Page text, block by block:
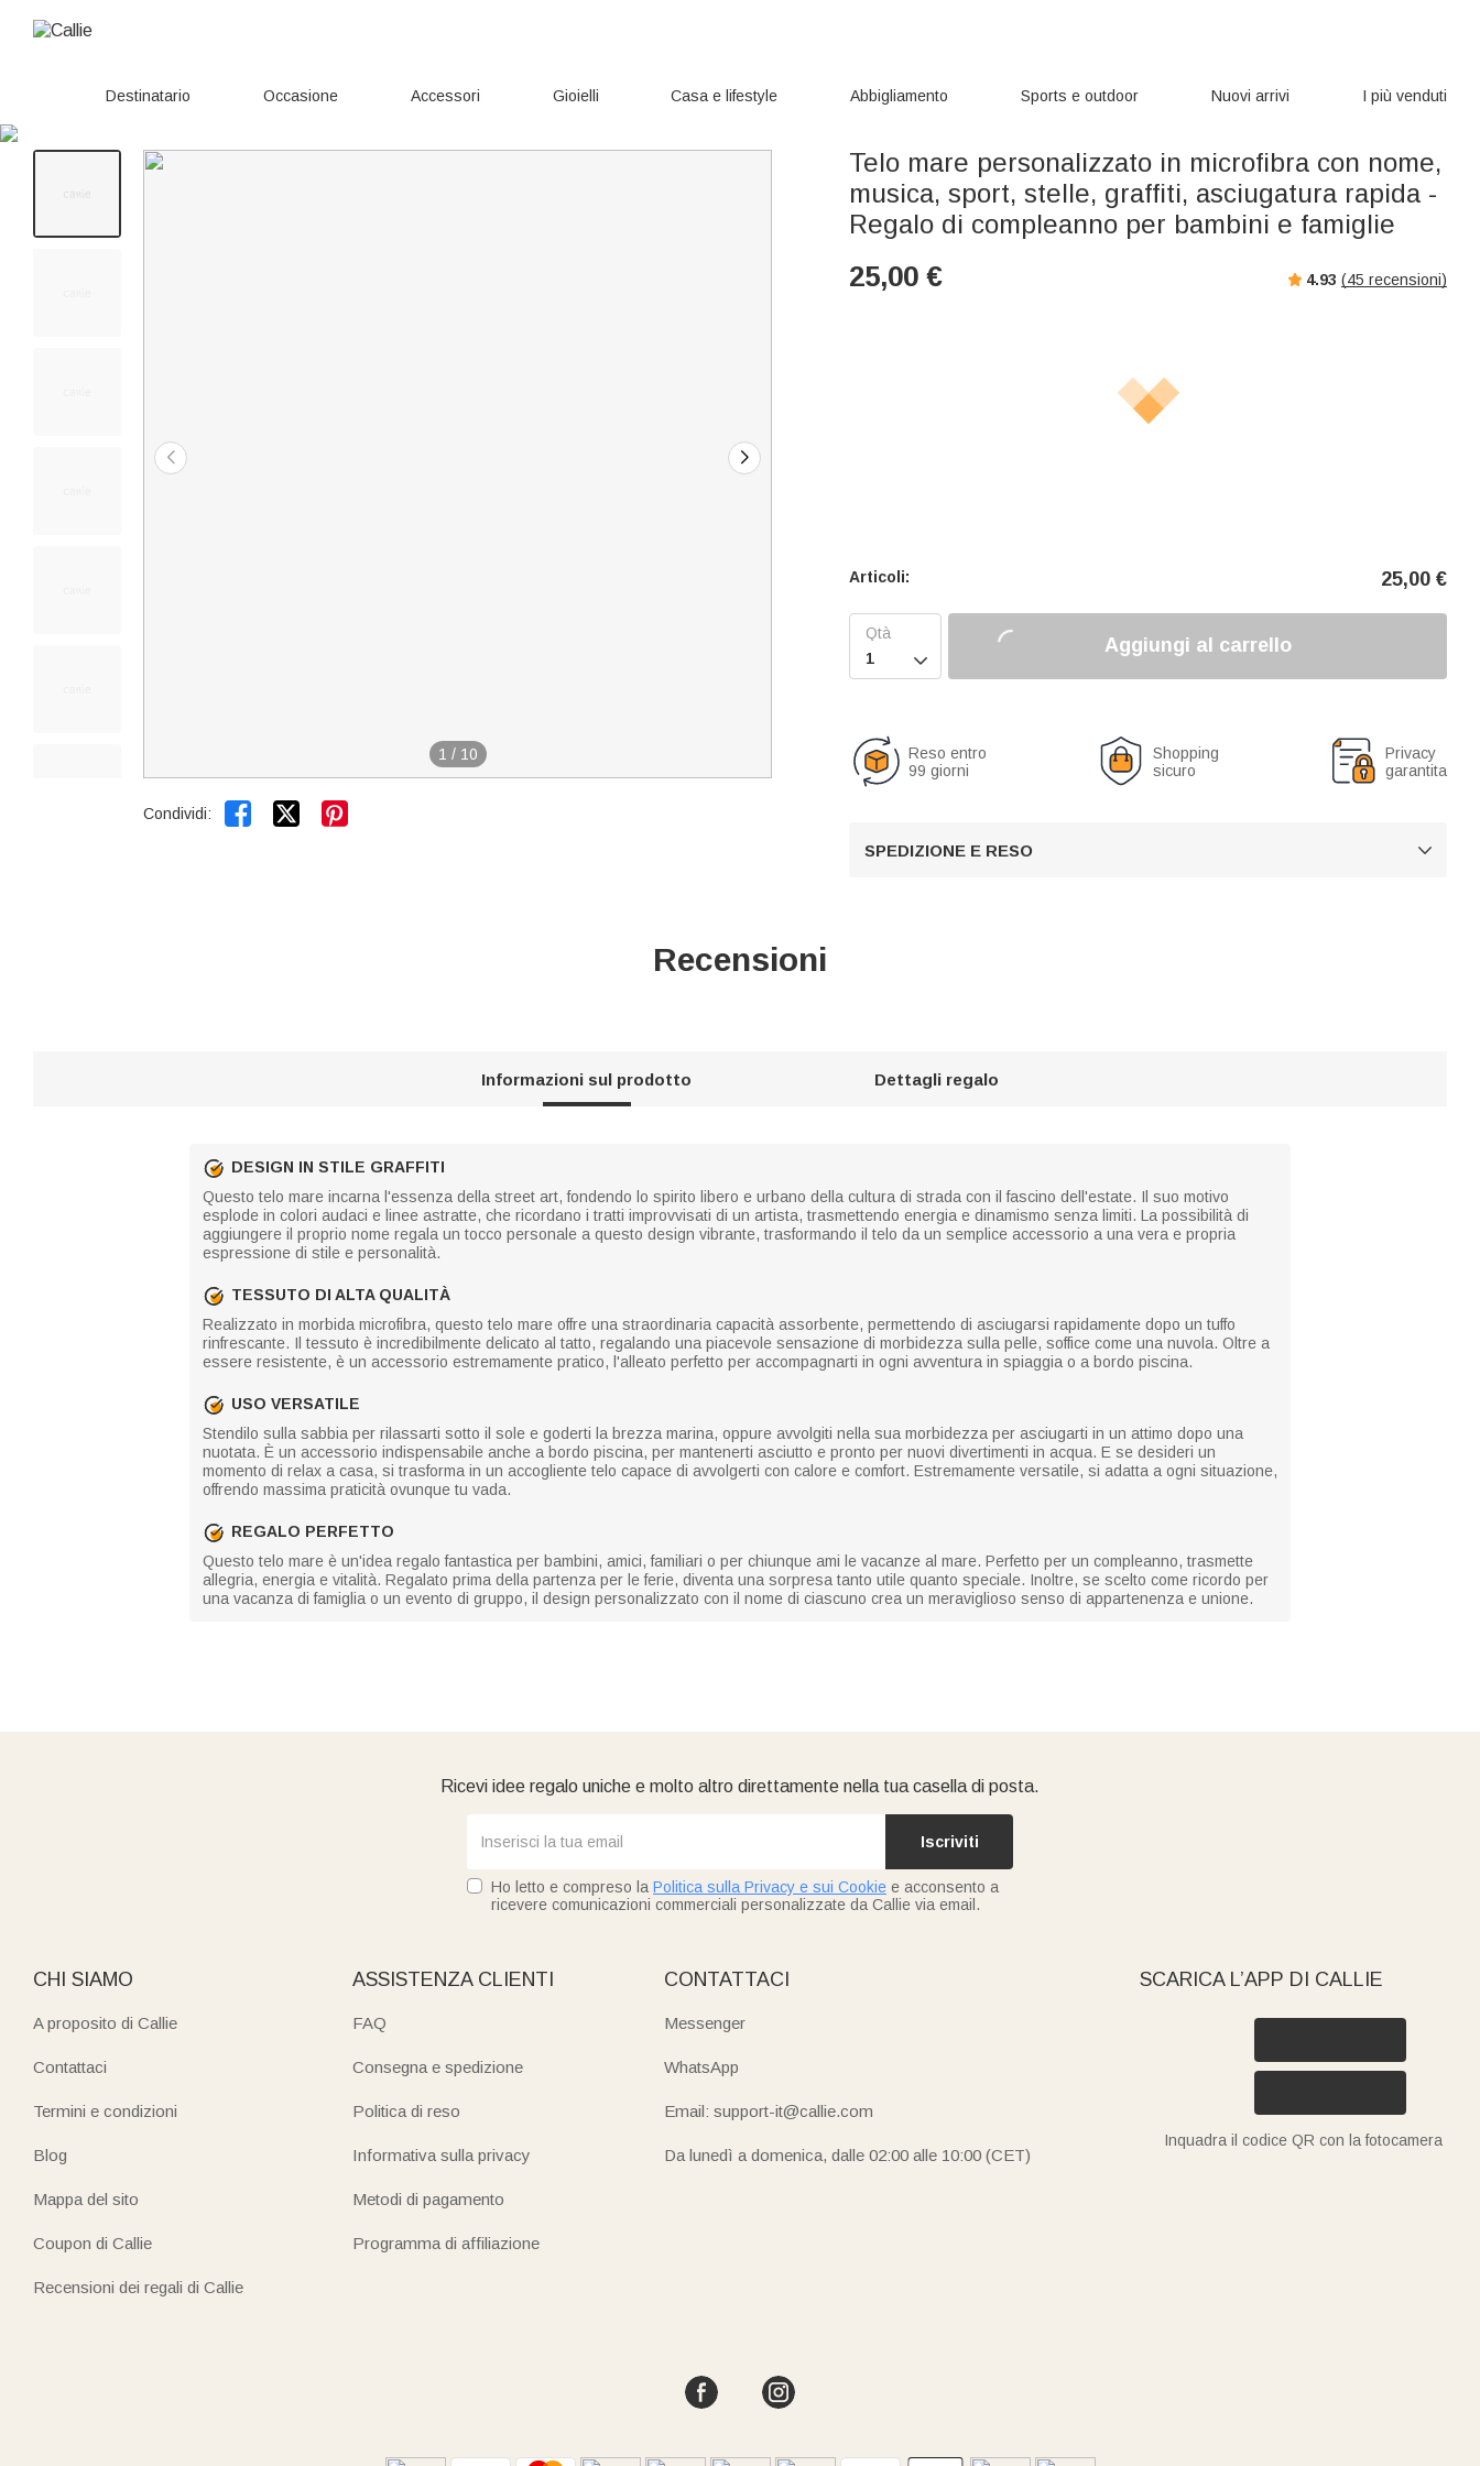
Destinatario Occasione Accessori Gioielli Casa e lifestyle Abbigliamento Sports e outdoor Nuovi arrivi I più venduti
1 / 10
Condividi:  
Telo mare personalizzato in microfibra con nome,
musica, sport, stelle, graffiti, asciugatura rapida -
Regalo di compleanno per bambini e famiglie
25,00 € 4.93 (45 recensioni)
Articoli: 25,00 €

Aggiungi al carrello
Reso entro
99 giorni
Shopping
sicuro
Privacy
garantita
SPEDIZIONE E RESO 
Recensioni
Informazioni sul prodotto Dettagli regalo
DESIGN IN STILE GRAFFITI
Questo telo mare incarna l'essenza della street art, fondendo lo spirito libero e urbano della cultura di strada con il fascino dell'estate. Il suo motivo
esplode in colori audaci e linee astratte, che ricordano i tratti improvvisati di un artista, trasmettendo energia e dinamismo senza limiti. La possibilità di
aggiungere il proprio nome regala un tocco personale a questo design vibrante, trasformando il telo da un semplice accessorio a una vera e propria
espressione di stile e personalità.
TESSUTO DI ALTA QUALITÀ
Realizzato in morbida microfibra, questo telo mare offre una straordinaria capacità assorbente, permettendo di asciugarsi rapidamente dopo un tuffo
rinfrescante. Il tessuto è incredibilmente delicato al tatto, regalando una piacevole sensazione di morbidezza sulla pelle, soffice come una nuvola. Oltre a
essere resistente, è un accessorio estremamente pratico, l'alleato perfetto per accompagnarti in ogni avventura in spiaggia o a bordo piscina.
USO VERSATILE
Stendilo sulla sabbia per rilassarti sotto il sole e goderti la brezza marina, oppure avvolgiti nella sua morbidezza per asciugarti in un attimo dopo una
nuotata. È un accessorio indispensabile anche a bordo piscina, per mantenerti asciutto e pronto per nuovi divertimenti in acqua. E se desideri un
momento di relax a casa, si trasforma in un accogliente telo capace di avvolgerti con calore e comfort. Estremamente versatile, si adatta a ogni situazione,
offrendo massima praticità ovunque tu vada.
REGALO PERFETTO
Questo telo mare è un'idea regalo fantastica per bambini, amici, familiari o per chiunque ami le vacanze al mare. Perfetto per un compleanno, trasmette
allegria, energia e vitalità. Regalato prima della partenza per le ferie, diventa una sorpresa tanto utile quanto speciale. Inoltre, se scelto come ricordo per
una vacanza di famiglia o un evento di gruppo, il design personalizzato con il nome di ciascuno crea un meraviglioso senso di appartenenza e unione.
Ricevi idee regalo uniche e molto altro direttamente nella tua casella di posta.
Iscriviti
Ho letto e compreso la Politica sulla Privacy e sui Cookie e acconsento a
ricevere comunicazioni commerciali personalizzate da Callie via email.
CHI SIAMO
A proposito di Callie
Contattaci
Termini e condizioni
Blog
Mappa del sito
Coupon di Callie
Recensioni dei regali di Callie
ASSISTENZA CLIENTI
FAQ
Consegna e spedizione
Politica di reso
Informativa sulla privacy
Metodi di pagamento
Programma di affiliazione
CONTATTACI
Messenger
WhatsApp
Email: support-it@callie.com
Da lunedì a domenica, dalle 02:00 alle 10:00 (CET)
SCARICA L’APP DI CALLIE
Inquadra il codice QR con la fotocamera